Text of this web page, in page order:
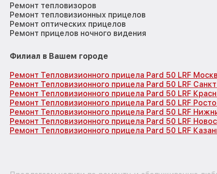
Ремонт тепловизоров
Ремонт тепловизионных прицелов
Ремонт оптических прицелов
Ремонт прицелов ночного видения
Филиал в Вашем городе
Ремонт Тепловизионного прицела Pard 50 LRF
Ремонт Тепловизионного прицела Pard 50 LRF
Ремонт Тепловизионного прицела Pard 50 LRF
Ремонт Тепловизионного прицела Pard 50 LRF
Ремонт Тепловизионного прицела Pard 50 LRF
Ремонт Тепловизионного прицела Pard 50 LRF
Ремонт Тепловизионного прицела Pard 50 LRF